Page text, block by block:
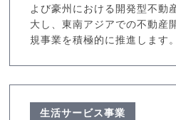
よび豪州における開発型不動
大し、東南アジアでの不動産
規事業を積極的に推進します。
生活サービス事業